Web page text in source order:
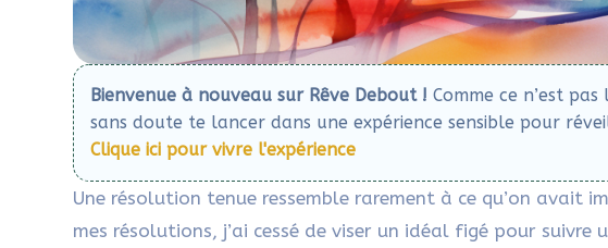
Bienvenue à nouveau sur Rêve Debout ! Comme ce n’est
sans doute te lancer dans une expérience sensible pour
Clique ici pour vivre l'expérience
Une résolution tenue ressemble rarement à ce qu’on avait
mes résolutions, j’ai cessé de viser un idéal figé pour suivre